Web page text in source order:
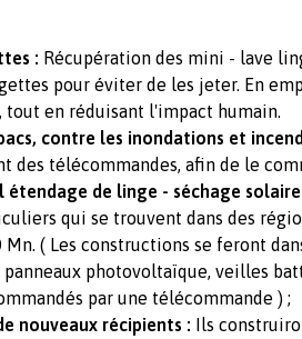
: Récupération des mini - lave
pour éviter de les jeter. En
tout en réduisant l'impact humain.
contre les inondations et
des télécommandes, afin de le
étendage de linge - séchage
qui se trouvent dans des
Mn. ( Les constructions se feront
panneaux photovoltaïque, veilles
par une télécommande ) ;
nouveaux récipients : Ils